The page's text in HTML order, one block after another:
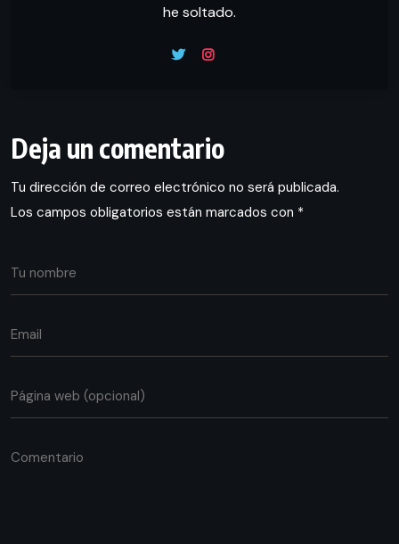
he soltado.
Deja un comentario
Tu dirección de correo electrónico no será publicada.
Los campos obligatorios están marcados con *